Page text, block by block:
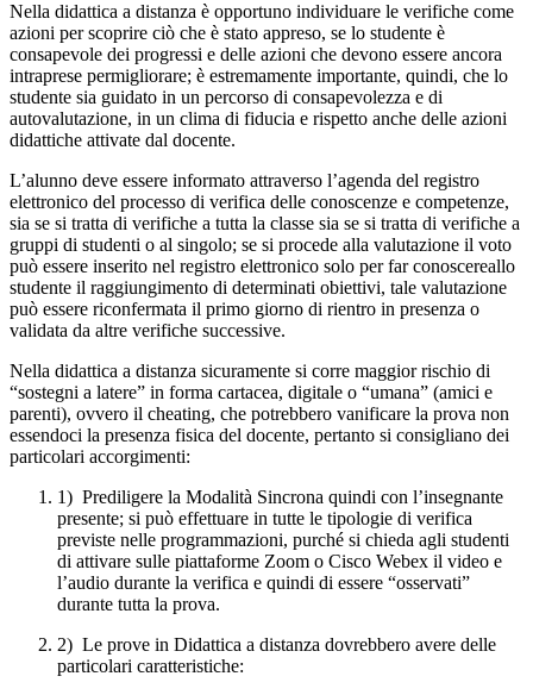
Nella didattica a distanza è opportuno individuare le verifiche come
azioni per scoprire ciò che è stato appreso, se lo studente è
consapevole dei progressi e delle azioni che devono essere ancora
intraprese permigliorare; è estremamente importante, quindi, che lo
studente sia guidato in un percorso di consapevolezza e di
autovalutazione, in un clima di fiducia e rispetto anche delle azioni
didattiche attivate dal docente.
L’alunno deve essere informato attraverso l’agenda del registro
elettronico del processo di verifica delle conoscenze e competenze,
sia se si tratta di verifiche a tutta la classe sia se si tratta di verifiche a
gruppi di studenti o al singolo; se si procede alla valutazione il voto
può essere inserito nel registro elettronico solo per far conoscereallo
studente il raggiungimento di determinati obiettivi, tale valutazione
può essere riconfermata il primo giorno di rientro in presenza o
validata da altre verifiche successive.
Nella didattica a distanza sicuramente si corre maggior rischio di
“sostegni a latere” in forma cartacea, digitale o “umana” (amici e
parenti), ovvero il cheating, che potrebbero vanificare la prova non
essendoci la presenza fisica del docente, pertanto si consigliano dei
particolari accorgimenti:
1) Prediligere la Modalità Sincrona quindi con l’insegnante
presente; si può effettuare in tutte le tipologie di verifica
previste nelle programmazioni, purché si chieda agli studenti
di attivare sulle piattaforme Zoom o Cisco Webex il video e
l’audio durante la verifica e quindi di essere “osservati”
durante tutta la prova.
2) Le prove in Didattica a distanza dovrebbero avere delle
particolari caratteristiche: